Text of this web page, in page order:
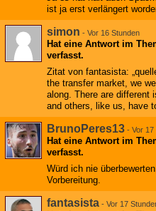
ist ja erst verlängert
simon - Vor 16 Stunden
Hat eine Antwort im
verfasst.
Zitat von fantasista:
the transfer market, we
along. There are different
and others, like us, have
BrunoPeres13 - Vor 17
Hat eine Antwort im
verfasst.
Würd ich nie
Vorbereitung.
fantasista - Vor 17